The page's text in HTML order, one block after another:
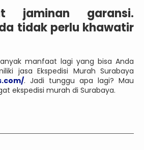
jaminan garansi.
tidak perlu khawatir
manfaat lagi yang bisa Anda
jasa Ekspedisi Murah Surabaya
. Jadi tunggu apa lagi? Mau
ekspedisi murah di Surabaya.